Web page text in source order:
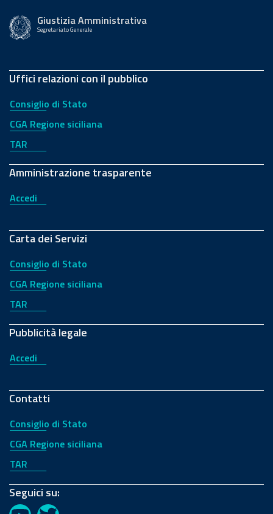
Giustizia Amministrativa
Segretariato Generale
Uffici relazioni con il pubblico
Consiglio di Stato
CGA Regione siciliana
TAR
Amministrazione trasparente
Accedi
Carta dei Servizi
Consiglio di Stato
CGA Regione siciliana
TAR
Pubblicità legale
Accedi
Contatti
Consiglio di Stato
CGA Regione siciliana
TAR
Seguici su: